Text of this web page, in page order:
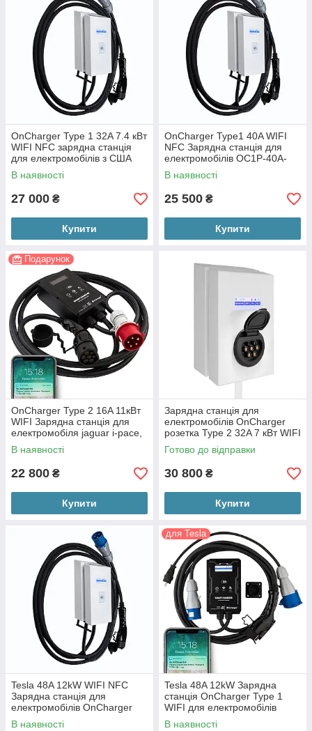
OnCharger Type 1 32A 7.4 кВт
WIFI NFC зарядна станція
для електромобілів з США
(OC1P-32A-J1772)
В наявності
27 000 ₴
Купити
OnCharger Type1 40A WIFI
NFC Зарядна станція для
електромобілів OC1P-40A-
J1772 Tesla, Audi e-tron,
jaguar
В наявності
25 500 ₴
Купити
Подарунок
OnCharger Type 2 16A 11кВт
WIFI Зарядна станція для
електромобіля jaguar i-pace,
porsche taycan, bmw ix i4 i3
В наявності
22 800 ₴
Купити
Зарядна станція для
електромобілів OnCharger
розетка Type 2 32A 7 кВт WIFI
(OC1S-32A-Type2)
Готово до відправки
30 800 ₴
Купити
Tesla 48A 12kW WIFI NFC
Зарядна станція для
електромобілів OnCharger
Tesla Model S 3 X Y
В наявності
для Tesla
Tesla 48A 12kW Зарядна
станція OnCharger Type 1
WIFI для електромобілів
Тесла MS M3 MX MY
В наявності